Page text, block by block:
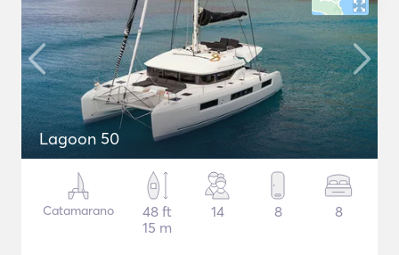
Lagoon 50
Catamarano
48 ft
15 m
14 8 8